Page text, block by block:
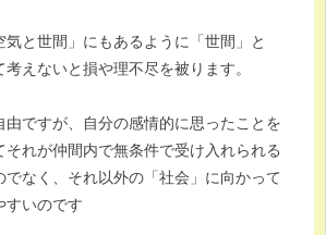
と世間」にもあるように「世間」と
考えないと損や理不尽を被ります。
由ですが、自分の感情的に思ったことを
それが仲間内で無条件で受け入れられる
でなく、それ以外の「社会」に向かって
すいのです